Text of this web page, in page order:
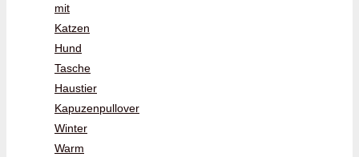
mit
Katzen
Hund
Tasche
Haustier
Kapuzenpullover
Winter
Warm